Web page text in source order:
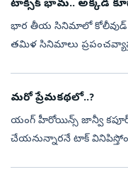
టాక్సిక్ భామ.. అక్కడ
భార తీయ సినిమాలో కోలీవుడ్
తమిళ సినిమాలు
మరో ప్రేమకథలో..?
యంగ్‌ హీరోయిన్స్‌ జాన్వీ
చేయనున్నారనే టాక్‌